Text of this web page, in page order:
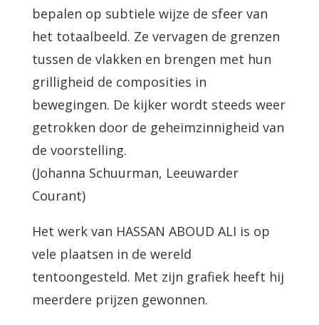
bepalen op subtiele wijze de sfeer van
het totaalbeeld. Ze vervagen de grenzen
tussen de vlakken en brengen met hun
grilligheid de composities in
bewegingen. De kijker wordt steeds weer
getrokken door de geheimzinnigheid van
de voorstelling.
(Johanna Schuurman, Leeuwarder
Courant)
Het werk van HASSAN ABOUD ALI is op
vele plaatsen in de wereld
tentoongesteld. Met zijn grafiek heeft hij
meerdere prijzen gewonnen.